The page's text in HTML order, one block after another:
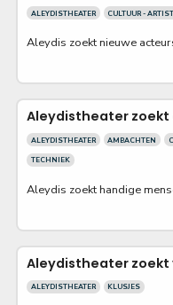
ALEYDISTHEATER CULTUUR -
Aleydis zoekt nieuwe
Aleydistheater zoekt
ALEYDISTHEATER AMBACHTEN
TECHNIEK
Aleydis zoekt handige
Aleydistheater zoekt
ALEYDISTHEATER KLUSJES